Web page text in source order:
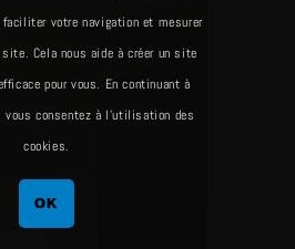
votre navigation et mesurer
site. Cela nous aide à créer un site
pour vous. En continuant à
consentez à l’utilisation des
cookies.
OK